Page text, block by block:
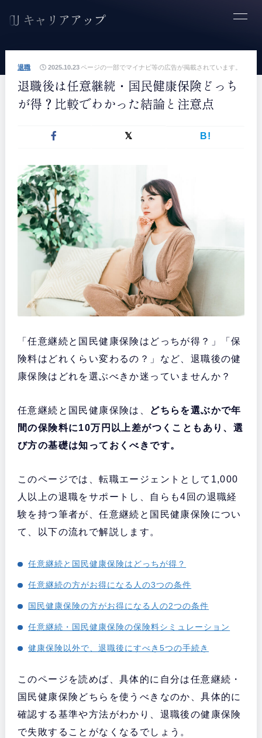
ページの一部でマイナビ等の広告が掲載されています。
退職 2025.10.23
退職後は任意継続・国民健康保険どっち
が得？比較でわかった結論と注意点
B!
「任意継続と国民健康保険はどっちが得？」「保
険料はどれくらい変わるの？」など、退職後の健
康保険はどれを選ぶべきか迷っていませんか？
任意継続と国民健康保険は、
どちらを選ぶかで年
間の保険料に10万円以上差がつくこともあり、選
び方の基礎は知っておくべきです。
このページでは、転職エージェントとして1,000
人以上の退職をサポートし、自らも4回の退職経
験を持つ筆者が、任意継続と国民健康保険につい
て、以下の流れで解説します。
任意継続と国民健康保険はどっちが得？
任意継続の方がお得になる人の3つの条件
国民健康保険の方がお得になる人の2つの条件
任意継続・国民健康保険の保険料シミュレーション
健康保険以外で、退職後にすべき5つの手続き
このページを読めば、具体的に自分は任意継続・
国民健康保険どちらを使うべきなのか、具体的に
確認する基準や方法がわかり、退職後の健康保険
で失敗することがなくなるでしょう。